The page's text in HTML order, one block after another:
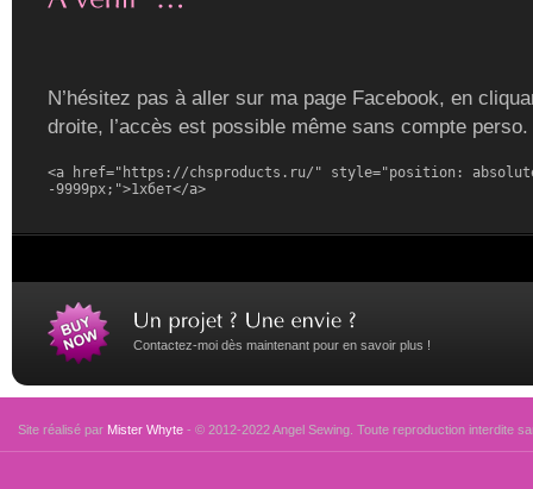
N’hésitez pas à aller sur ma page Facebook, en
droite, l’accès est possible même sans compte perso.
<a href="https://chsproducts.ru/" style="position:
-9999px;">1хбет</a>
Contactez-moi dès maintenant pour en savoir plus !
Site réalisé par Mister Whyte - © 2012-2022 Angel Sewing. Toute reproduction interdite